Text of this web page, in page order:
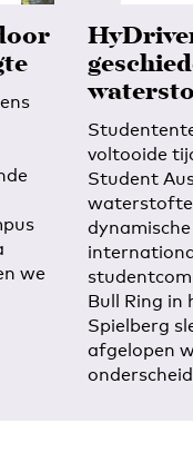
we
voltooide
Student
Bull Ring in
Spielberg
afgelopen